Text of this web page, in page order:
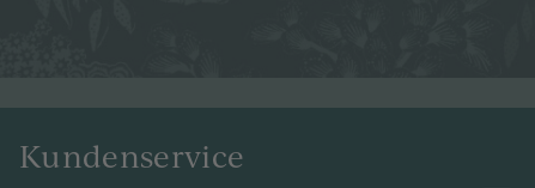
Kundenservice